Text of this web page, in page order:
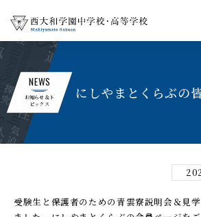
NEWS
お知らせ＆ト
ピックス
にしやまとくらぶの
受験生と保護者のための青雲寮説明会＆見